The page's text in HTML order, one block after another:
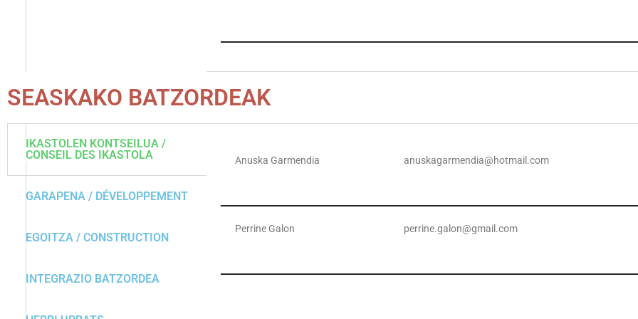
SEASKAKO BATZORDEAK
IKASTOLEN KONTSEILUA /
CONSEIL DES IKASTOLA
GARAPENA / DÉVELOPPEMENT
EGOITZA / CONSTRUCTION
INTEGRAZIO BATZORDEA
Anuska Garmendia anuskagarmendia@hotmail.com
Perrine Galon perrine.galon@gmail.com